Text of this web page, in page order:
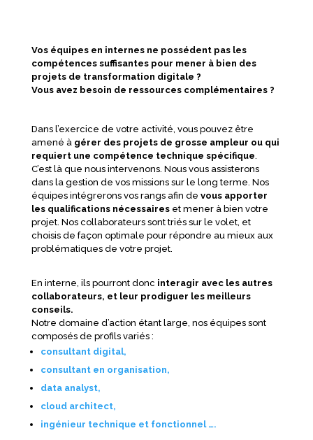
Vos équipes en internes ne possédent pas les
compétences suffisantes pour mener à bien des
projets de transformation digitale ?
Vous avez besoin de ressources complémentaires ?
Dans l’exercice de votre activité, vous pouvez être
amené à gérer des projets de grosse ampleur ou qui
requiert une compétence technique spécifique.
C’est là que nous intervenons. Nous vous assisterons
dans la gestion de vos missions sur le long terme. Nos
équipes intégrerons vos rangs afin de vous apporter
les qualifications nécessaireset mener à bien votre
projet. Nos collaborateurs sont triés sur le volet, et
choisis de façon optimale pour répondre au mieux aux
problématiques de votre projet.
En interne, ils pourront donc interagir avec les autres
collaborateurs, et leur prodiguer les meilleurs
conseils.
Notre domaine d’action étant large, nos équipes sont
composés de profils variés :
consultant digital,
consultant en organisation,
data analyst,
cloud architect,
ingénieur technique et fonctionnel ….